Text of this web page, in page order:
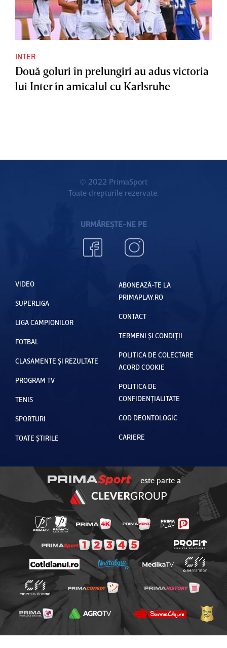
INTER
Două goluri în prelungiri au adus victoria
lui Inter în amicalul cu Karlsruhe
© 2022 PrimaSport
Toate drepturile rezervate.
URMĂREȘTE-NE PE
VIDEO
SUPERLIGA
LIGA CAMPIONILOR
FOTBAL
CLASAMENTE ȘI REZULTATE
PROGRAM TV
TENIS
SPORTURI
TOATE ȘTIRILE
ABONEAZĂ-TE LA
PRIMAPLAY.RO
CONTACT
TERMENI ȘI CONDIȚII
POLITICA DE COLECTARE
ACORD COOKIE
POLITICA DE
CONFIDENȚIALITATE
COD DEONTOLOGIC
CARIERE
este parte a